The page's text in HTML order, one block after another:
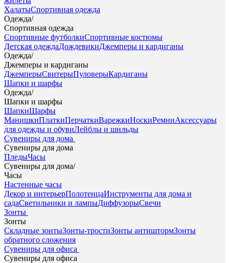
ХалатыСпортивная одежда
Одежда/
Спортивная одежда
Спортивные футболкиСпортивные костюмы
Детская одеждаДождевикиДжемперы и кардиганы
Одежда/
Джемперы и кардиганы
ДжемперыСвитерыПуловерыКардиганы
Шапки и шарфы
Одежда/
Шапки и шарфы
ШапкиШарфы
МанишкиПлаткиПерчаткиВарежкиНоскиРемниАксессуары
для одежды и обувиЛейблы и шильды
Сувениры для дома
Сувениры для дома
ПледыЧасы
Сувениры для дома/
Часы
Настенные часы
Декор и интерьерПолотенцаИнструменты для дома и
садаСветильники и лампыДиффузорыСвечи
Зонты
Зонты
Складные зонтыЗонты-тростиЗонты антиштормЗонты
обратного сложения
Сувениры для офиса
Сувениры для офиса